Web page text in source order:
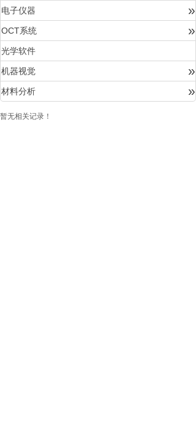
电子仪器 »
OCT系统 »
光学软件
机器视觉 »
材料分析 »
暂无相关记录！